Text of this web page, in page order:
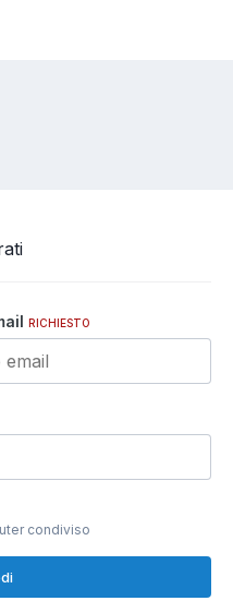
RICHIESTO
condiviso